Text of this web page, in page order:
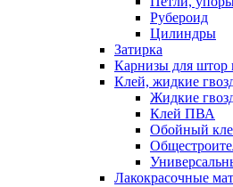
Рубероид
Цилиндры
Затирка
Карнизы для
Клей, жидкие
Жидкие
Клей ПВА
Обойный
Лакокрасочные